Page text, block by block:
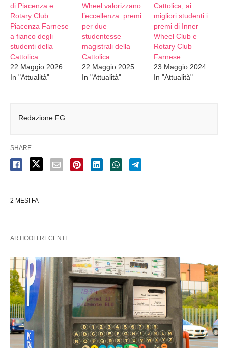
di Piacenza e
Rotary Club
Piacenza Farnese
a fianco degli
studenti della
Cattolica
22 Maggio 2026
In "Attualità"
Wheel valorizzano
l’eccellenza: premi
per due
studentesse
magistrali della
Cattolica
22 Maggio 2025
In "Attualità"
Cattolica, ai
migliori studenti i
premi di Inner
Wheel Club e
Rotary Club
Farnese
23 Maggio 2024
In "Attualità"
Redazione FG
SHARE
2 MESI FA
ARTICOLI RECENTI